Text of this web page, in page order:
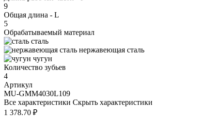
9
Общая длина - L
5
Обрабатываемый материал
сталь
нержавеющая сталь
чугун
Количество зубьев
4
Артикул
MU-GMM4030L109
Все характеристики Скрыть характеристики
1 378.70 ₽